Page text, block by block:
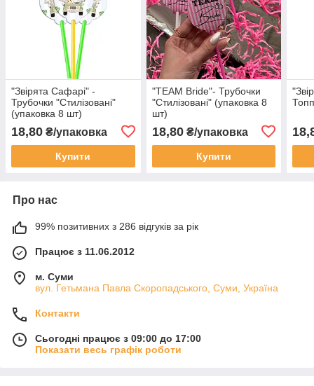
"Звірята Сафарі" -
Трубочки "Стилізовані"
(упаковка 8 шт)
18,80 ₴/упаковка
Купити
"TEAM Bride"- Трубочки
"Стилізовані" (упаковка 8
шт)
18,80₴/упаковка
Купити
Про нас
99% позитивних з 286 відгуків за рік
Працює з 11.06.2012
м. Суми
вул. Гетьмана Павла Скоропадського, Суми, Україна
Контакти
Сьогодні працює з 09:00 до 17:00
Показати весь графік роботи